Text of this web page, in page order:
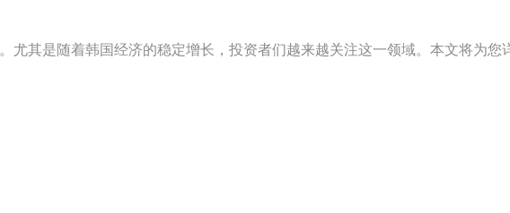
尤其是随着韩国经济的稳定增长，投资者们越来越关注这一领域。本文将为您